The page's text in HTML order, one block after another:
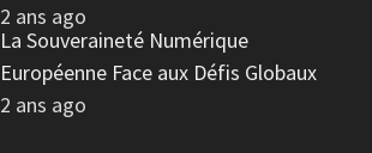
2 ans ago
La Souveraineté Numérique
Européenne Face aux Défis Globaux
2 ans ago